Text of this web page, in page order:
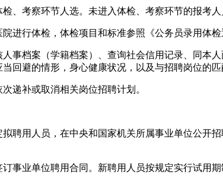
、考察环节人选。未进入体检、考察环节的报考人
进行体检，体检项目和标准参照《公务员录用体
事档案（学籍档案）、查询社会信用记录、同本
回避的情形，身心健康状况，以及与招聘岗位的匹
递补或取消相关岗位招聘计划。
聘用人员，在中央和国家机关所属事业单位公开
事业单位聘用合同。新聘用人员按规定实行试用